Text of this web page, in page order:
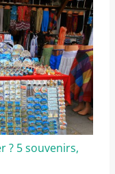
? 5 souvenirs,